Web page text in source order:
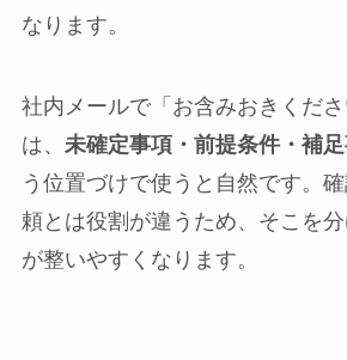
なります。
社内メールで「お含みおきくだ
は、 未確定事項・前提条件・補
う位置づけで使うと自然です。
頼とは役割が違うため、そこを
が整いやすくなります。